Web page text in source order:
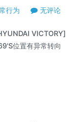
行为 无评论
VICTORY]
位置有异常转向